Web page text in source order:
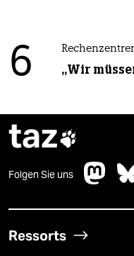
6 „Wir
taz
Folgen Sie uns
Ressorts